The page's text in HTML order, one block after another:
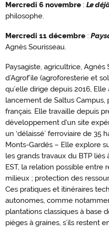
Mercredi 6 novembre : Le
philosophe.
Mercredi 11 décembre :
Agnès Sourisseau.
Paysagiste, agricultrice,
d’Agrof’ile (agroforesterie et
qu’elle dirige depuis 2016,
lancement de Saltus
français. Elle travaille depuis
développement d'un site
un ‘délaissé’ ferroviaire de 35
Monts-Gardés – Elle explore
les grands travaux du BTP
EST, la relation possible entre
milieux ; protection des
Ces pratiques et itinéraires
autonomes, comme
plantations classiques à base
pièges à graines, s’ils restent